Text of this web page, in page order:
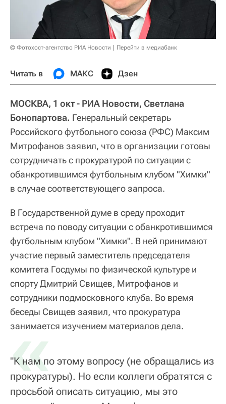
© Фотохост-агентство РИА Новости Перейти в медиабанк
Читать в МАКС Дзен
МОСКВА, 1 окт - РИА Новости, Светлана
Бонопартова. Генеральный секретарь
Российского футбольного союза (РФС) Максим
Митрофанов заявил, что в организации готовы
сотрудничать с прокуратурой по ситуации с
обанкротившимся футбольным клубом "Химки"
в случае соответствующего запроса.
В Государственной думе в среду проходит
встреча по поводу ситуации с обанкротившимся
футбольным клубом "Химки". В ней принимают
участие первый заместитель председателя
комитета Госдумы по физической культуре и
спорту Дмитрий Свищев, Митрофанов и
сотрудники подмосковного клуба. Во время
беседы Свищев заявил, что прокуратура
занимается изучением материалов дела.
«
"К нам по этому вопросу (не обращались из
прокуратуры). Но если коллеги обратятся с
просьбой описать ситуацию, мы это